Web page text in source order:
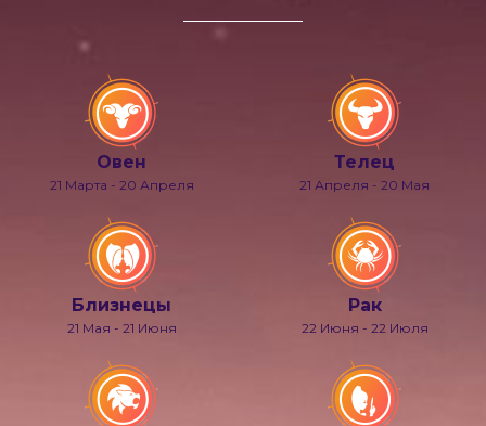
Овен
21 Марта - 20 Апреля
Телец
21 Апреля - 20 Мая
Близнецы
21 Мая - 21 Июня
Рак
22 Июня - 22 Июля